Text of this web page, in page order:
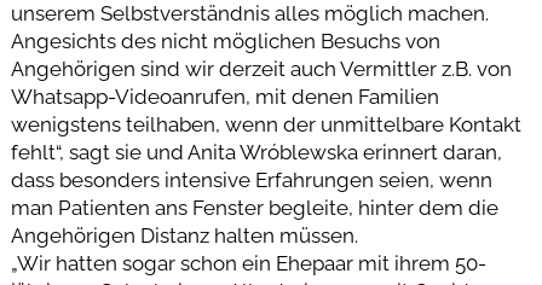
unserem Selbstverständnis alles möglich machen.
Angesichts des nicht möglichen Besuchs von
Angehörigen sind wir derzeit auch Vermittler z.B. von
Whatsapp-Videoanrufen, mit denen Familien
wenigstens teilhaben, wenn der unmittelbare Kontakt
fehlt“, sagt sie und Anita Wróblewska erinnert daran,
dass besonders intensive Erfahrungen seien, wenn
man Patienten ans Fenster begleite, hinter dem die
Angehörigen Distanz halten müssen.
„Wir hatten sogar schon ein Ehepaar mit ihrem 50-